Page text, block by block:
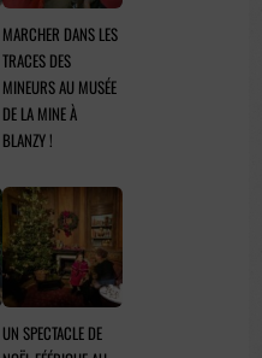
MARCHER DANS LES
TRACES DES
MINEURS AU MUSÉE
DE LA MINE À
BLANZY !
UN SPECTACLE DE